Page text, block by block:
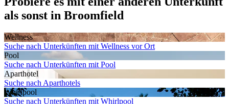
als sonst in Broomfield
Wellness
Suche nach Unterkünften mit Wellness vor Ort
Pool
Suche nach Unterkünften mit Pool
Aparthotel
Suche nach Aparthotels
Whirlpool
Suche nach Unterkünften mit Whirlpool